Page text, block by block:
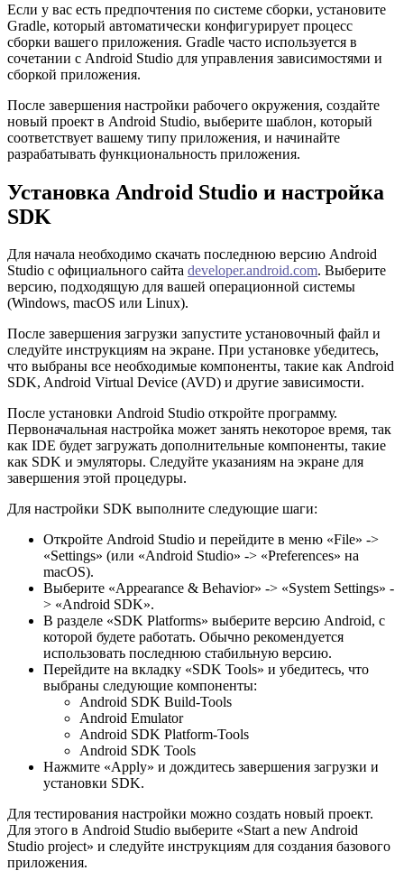
Если у вас есть предпочтения по системе сборки, установите
Gradle, который автоматически конфигурирует процесс
сборки вашего приложения. Gradle часто используется в
сочетании с Android Studio для управления зависимостями и
сборкой приложения.
После завершения настройки рабочего окружения, создайте
новый проект в Android Studio, выберите шаблон, который
соответствует вашему типу приложения, и начинайте
разрабатывать функциональность приложения.
Установка Android Studio и настройка
SDK
Для начала необходимо скачать последнюю версию Android
Studio с официального сайта developer.android.com. Выберите
версию, подходящую для вашей операционной системы
(Windows, macOS или Linux).
После завершения загрузки запустите установочный файл и
следуйте инструкциям на экране. При установке убедитесь,
что выбраны все необходимые компоненты, такие как Android
SDK, Android Virtual Device (AVD) и другие зависимости.
После установки Android Studio откройте программу.
Первоначальная настройка может занять некоторое время, так
как IDE будет загружать дополнительные компоненты, такие
как SDK и эмуляторы. Следуйте указаниям на экране для
завершения этой процедуры.
Для настройки SDK выполните следующие шаги:
Откройте Android Studio и перейдите в меню «File» ->
«Settings» (или «Android Studio» -> «Preferences» на
macOS).
Выберите «Appearance & Behavior» -> «System Settings» -
> «Android SDK».
В разделе «SDK Platforms» выберите версию Android, с
которой будете работать. Обычно рекомендуется
использовать последнюю стабильную версию.
Перейдите на вкладку «SDK Tools» и убедитесь, что
выбраны следующие компоненты:
Android SDK Build-Tools
Android Emulator
Android SDK Platform-Tools
Android SDK Tools
Нажмите «Apply» и дождитесь завершения загрузки и
установки SDK.
Для тестирования настройки можно создать новый проект.
Для этого в Android Studio выберите «Start a new Android
Studio project» и следуйте инструкциям для создания базового
приложения.